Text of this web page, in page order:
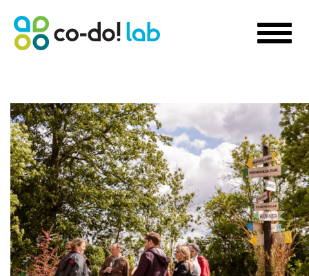
WAS WIR MACHEN
Sustainability Strategy Development
Futures Visioning
Prototyping Transformation Lab
Hello transformation!
Sustainable Skill Building
People-Centred Organisational Development